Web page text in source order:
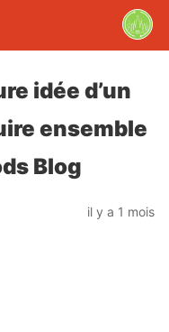
idée d’un
ensemble
Blog
il y a 1 mois